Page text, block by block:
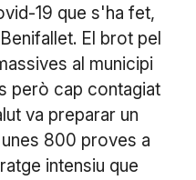
19 que s'ha fet,
El brot pel
al municipi
però cap contagiat
va preparar un
800 proves a
intensiu que